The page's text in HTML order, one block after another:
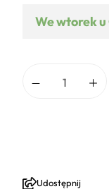
We wtorek
Udostępnij